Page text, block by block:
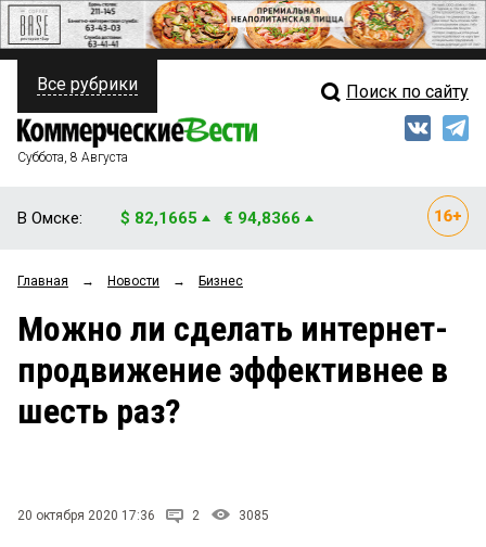
ПОЛИТИКА
ФИНАНСЫ
ОБЩЕСТВО
ЗАКОН
НОВОСТИ КОМПАНИЙ
Свежий выпуск
Рейтинги
Блоги
Все рубрики Поиск по сайту
Суббота, 8 Августа
В Омске: $ 82,1665 € 94,8366
Главная → Новости → Бизнес
Можно ли сделать интернет-
продвижение эффективнее в
шесть раз?
20 октября 2020 17:36 2 3085